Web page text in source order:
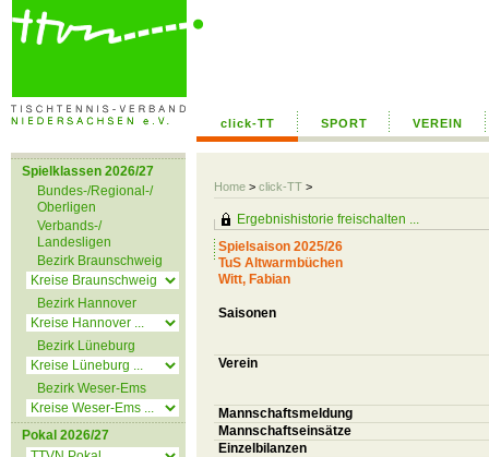
click-TT SPORT VEREIN
Home > click-TT >
Spielklassen 2026/27
Bundes-/Regional-/
Oberligen
Verbands-/
Landesligen
Bezirk Braunschweig
Bezirk Hannover
Bezirk Lüneburg
Bezirk Weser-Ems
Pokal 2026/27
Ergebnishistorie freischalten ...
Spielsaison 2025/26
TuS Altwarmbüchen
Witt, Fabian
Saisonen
Verein
Mannschaftsmeldung
Mannschaftseinsätze
Einzelbilanzen